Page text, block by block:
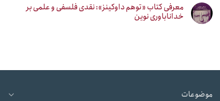
معرفی کتاب «توهم داوکینز»: نقدی فلسفی و علمی بر
خداناباوری نوین
موضوعات